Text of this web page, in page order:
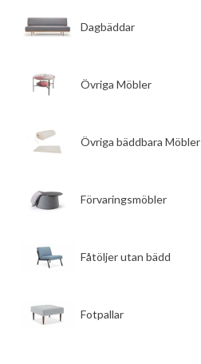
Dagbäddar
Övriga Möbler
Övriga bäddbara Möbler
Förvaringsmöbler
Fåtöljer utan bädd
Fotpallar